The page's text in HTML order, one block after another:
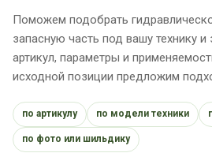
Поможем подобрать
запасную часть под вашу технику
артикул, параметры и
исходной позиции предложим
по артикулу по модели техники
по фото или шильдику